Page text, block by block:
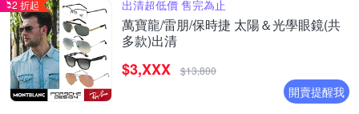
2 折起 出清超低價 售完為止
萬寶龍/雷朋/保時捷 太陽＆光學眼鏡(共
多款)出清
$3,XXX $13,800
開賣提醒我